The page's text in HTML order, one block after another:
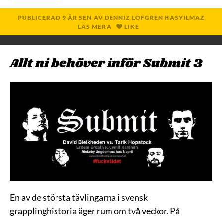
PUBLICERAD 9 ÅR SEN AV DENNIZ LÖFGREN HASYILMAZ
LÄS MERA
LIKE
Allt ni behöver inför Submit 3
En av de största tävlingarna i svensk
grapplinghistoria äger rum om två veckor. På